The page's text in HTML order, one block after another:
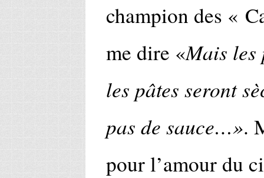
champion des «
me dire «Mais
les pâtes seront
pas de sauce…».
pour l’amour du